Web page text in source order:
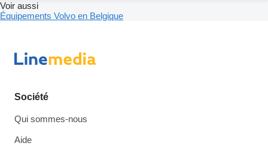
Voir aussi
Équipements Volvo en Belgique
Société
Qui sommes-nous
Aide